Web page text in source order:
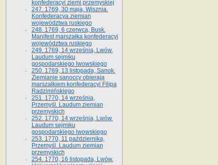
konfederacyi ziemi przemyskiej
247. 1769, 30 maja, Wisznia.
Konfederacya ziemian
województwa ruskiego
248. 1769, 6 czerwca, Busk.
Manifest marszałka konfederacyi
województwa ruskiego
249. 1769, 14 września, Lwów.
Laudum sejmiku
gospodarskiego lwowskiego
250. 1769, 13 listopada, Sanok.
Ziemianie sanoccy obierają
marszałkiem konfederacyi Filipa
Radzimińskiego
251. 1770, 14 września,
Przemyśl. Laudum ziemian
przemyskich
252. 1770, 14 września, Lwów.
Laudum sejmiku
gospodarskiego lwowskiego
253. 1770, 11 października,
Przemyśl. Laudum ziemian
przemyskich
254. 1770, 16 listopada, Lwów.